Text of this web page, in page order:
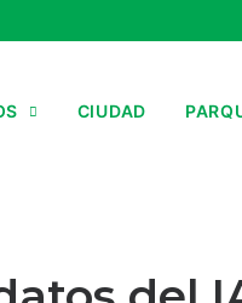
CIUDAD